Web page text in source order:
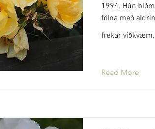
1994. Hún
fölna með
frekar
Read More